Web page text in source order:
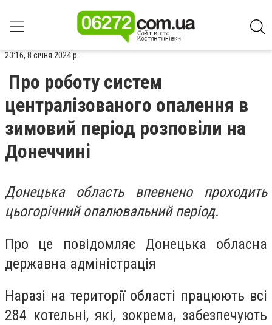
23:16, 8 січня 2024 р.
Про роботу систем
централізованого опалення в
зимовий період розповіли на
Донеччині
Донецька область впевнено проходить
цьогорічний опалювальний період.
Про це повідомляє Донецька обласна
державна адміністрація
Наразі на території області працюють всі
284 котельні, які, зокрема, забезпечують